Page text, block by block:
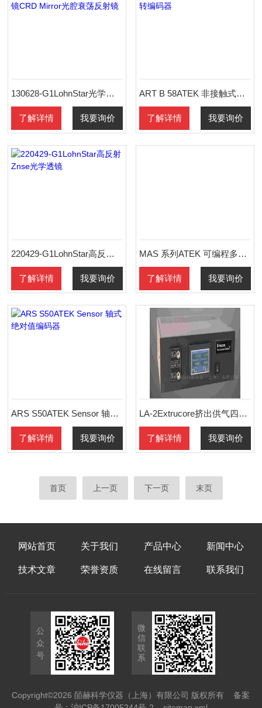
130628-G1LohnStar光学透镜CRD Mirror光腔衰荡反射镜
了解详情 我要询价
ART B 58ATEK 非接触式旋转编码器
了解详情 我要询价
220429-G1LohnStar高反射Znse光学透镜
了解详情 我要询价
MAS 系列ATEK 可编程多圈绝对值旋转编码器
了解详情 我要询价
ARS S50ATEK Sensor 轴式绝对值编码器
了解详情 我要询价
LA-2Extrucore挤出供气四通道LA-4空气发生器
了解详情 我要询价
首页 上一页 下一页 末页
网站首页 关于我们 产品中心 新闻中心
技术文章 荣誉资质 在线留言 联系我们
公
众
号
微
信
联
系
Copyright©2026 皕赫科学仪器（上海）有限公司 版权所有备案